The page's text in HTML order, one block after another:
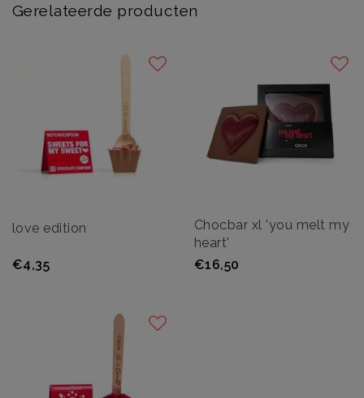
Gerelateerde producten
love edition
€4,35
Chocbar xl 'you melt my
heart'
€16,50